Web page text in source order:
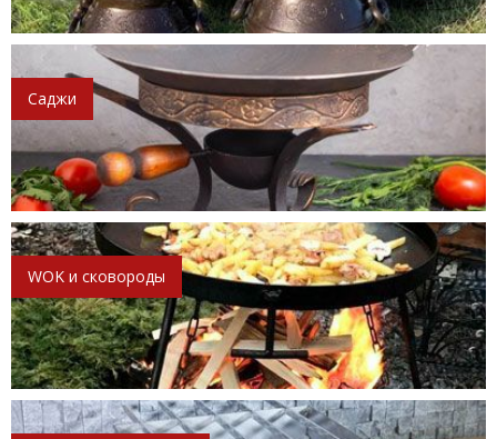
Саджи
WOK и сковороды